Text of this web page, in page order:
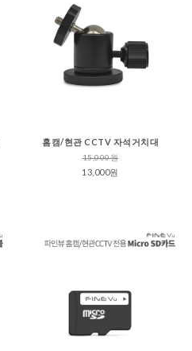
홈캠/현관 CCTV 자석거치대
15,000원
13,000원